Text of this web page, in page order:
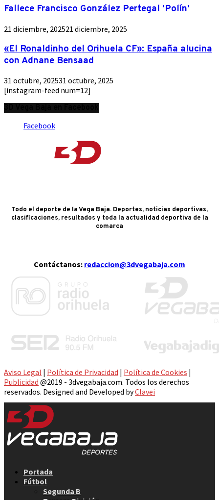
Fallece Francisco González Pertegal ‘Polín’
21 diciembre, 202521 diciembre, 2025
«El Ronaldinho del Orihuela CF»: España alucina
con Adnane Bensaad
31 octubre, 202531 octubre, 2025
[instagram-feed num=12]
Facebook
Todo el deporte de la Vega Baja. Deportes, noticias deportivas,
clasificaciones, resultados y toda la actualidad deportiva de la
comarca
Contáctanos: redaccion@3dvegabaja.com
Aviso Legal | Política de Privacidad | Política de Cookies |
Publicidad @2019 - 3dvegabaja.com. Todos los derechos
reservados. Designed and Developed byClavei
Portada
Fútbol
Segunda B